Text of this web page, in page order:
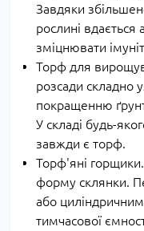
Завдяки
рослині вдається
зміцнювати
Торф для
розсади складно
покращенню
У складі будь-
завжди є торф.
Торф'яні
форму склянки.
або
тимчасової